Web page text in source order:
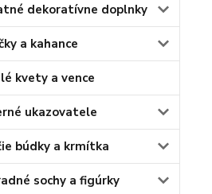
dekoratívne doplnky
a kahance
kvety a vence
ukazovatele
búdky a krmítka
sochy a figúrky